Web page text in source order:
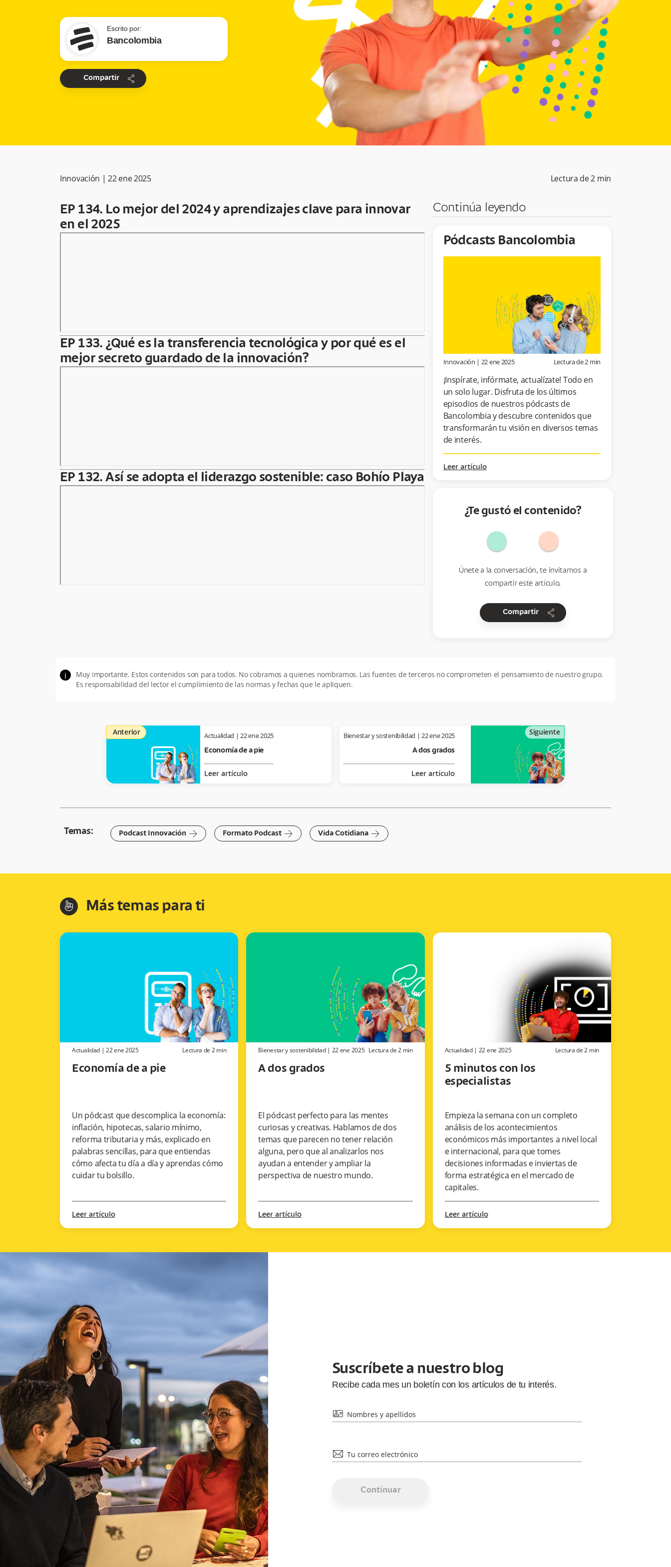
Escrito por:
Bancolombia
Compartir share
Innovación | 22 ene 2025 Lectura de2 min
EP 134. Lo mejor del 2024 y aprendizajes clave para innovar
en el 2025
EP 133. ¿Qué es la transferencia tecnológica y por qué es el
mejor secreto guardado de la innovación?
EP 132. Así se adopta el liderazgo sostenible: caso Bohío Playa
Continúa leyendo
Pódcasts Bancolombia
Innovación | 22 ene 2025 Lectura de2 min
¡Inspírate, infórmate, actualízate! Todo en
un solo lugar. Disfruta de los últimos
episodios de nuestros pódcasts de
Bancolombia y descubre contenidos que
transformarán tu visión en diversos temas
de interés.
Leer artículo
¿Te gustó el contenido?
Únete a la conversación, te invitamos a
compartir este artículo.
Compartir share
i
Muy importante. Estos contenidos son para todos. No cobramos a quienes nombramos. Las fuentes de terceros no comprometen el pensamiento de nuestro grupo.
Es responsabilidad del lector el cumplimiento de las normas y fechas que le apliquen.
Anterior Actualidad |22 ene 2025
Economía de a pie
Leer artículo
Siguiente
Bienestar y sostenibilidad |22 ene 2025
A dos grados
Leer artículo
Temas: Podcast Innovación arrow-right Formato Podcast arrow-right Vida Cotidiana arrow-right
hand-index Más temas para ti
Actualidad | 22 ene 2025 Lectura de 2min
Economía de a pie
Un pódcast que descomplica la economía:
inflación, hipotecas, salario mínimo,
reforma tributaria y más, explicado en
palabras sencillas, para que entiendas
cómo afecta tu día a día y aprendas cómo
cuidar tu bolsillo.
Leer artículo
Bienestar y sostenibilidad| 22 ene 2025 Lectura de2min
A dos grados
El pódcast perfecto para las mentes
curiosas y creativas. Hablamos de dos
temas que parecen no tener relación
alguna, pero que al analizarlos nos
ayudan a entender y ampliar la
perspectiva de nuestro mundo.
Leer artículo
Actualidad| 22 ene 2025 Lectura de2 min
5 minutos con los
especialistas
Empieza la semana con un completo
análisis de los acontecimientos
económicos más importantes a nivel local
e internacional, para que tomes
decisiones informadas e inviertas de
forma estratégica en el mercado de
capitales.
Leer artículo
Suscríbete a nuestro blog
Recibe cada mesun boletín con los artículos de tu interés.
id Nombres y apellidos
mail Tu correo electrónico
Continuar